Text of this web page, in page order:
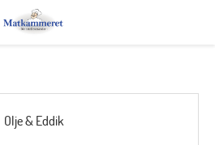
Olje & Eddik